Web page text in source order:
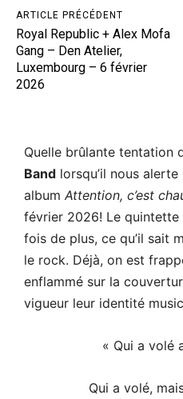
ARTICLE PRÉCÉDENT
Royal Republic + Alex Mofa
Gang – Den Atelier,
Luxembourg – 6 février
2026
Quelle brûlante tentation
Band lorsqu’il nous
albumAttention, c’est
février 2026! Le quintette
fois de plus, ce qu’il sait
le rock. Déjà, on est
enflammé sur la
vigueur leur identité
« Qui a volé
Qui a volé,